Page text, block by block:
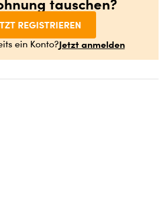
tauschen?
REGISTRIEREN
ein Konto?Jetzt anmelden